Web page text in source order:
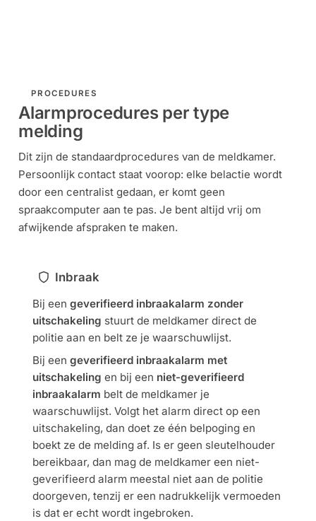
PROCEDURES
Alarmprocedures per type
melding
Dit zijn de standaardprocedures van de meldkamer.
Persoonlijk contact staat voorop: elke belactie wordt
door een centralist gedaan, er komt geen
spraakcomputer aan te pas. Je bent altijd vrij om
afwijkende afspraken te maken.
Inbraak
Bij een geverifieerd inbraakalarm zonder
uitschakeling stuurt de meldkamer direct de
politie aan en belt ze je waarschuwlijst.
Bij een geverifieerd inbraakalarm met
uitschakeling en bij een niet-geverifieerd
inbraakalarm belt de meldkamer je
waarschuwlijst. Volgt het alarm direct op een
uitschakeling, dan doet ze één belpoging en
boekt ze de melding af. Is er geen sleutelhouder
bereikbaar, dan mag de meldkamer een niet-
geverifieerd alarm meestal niet aan de politie
doorgeven, tenzij er een nadrukkelijk vermoeden
is dat er echt wordt ingebroken.